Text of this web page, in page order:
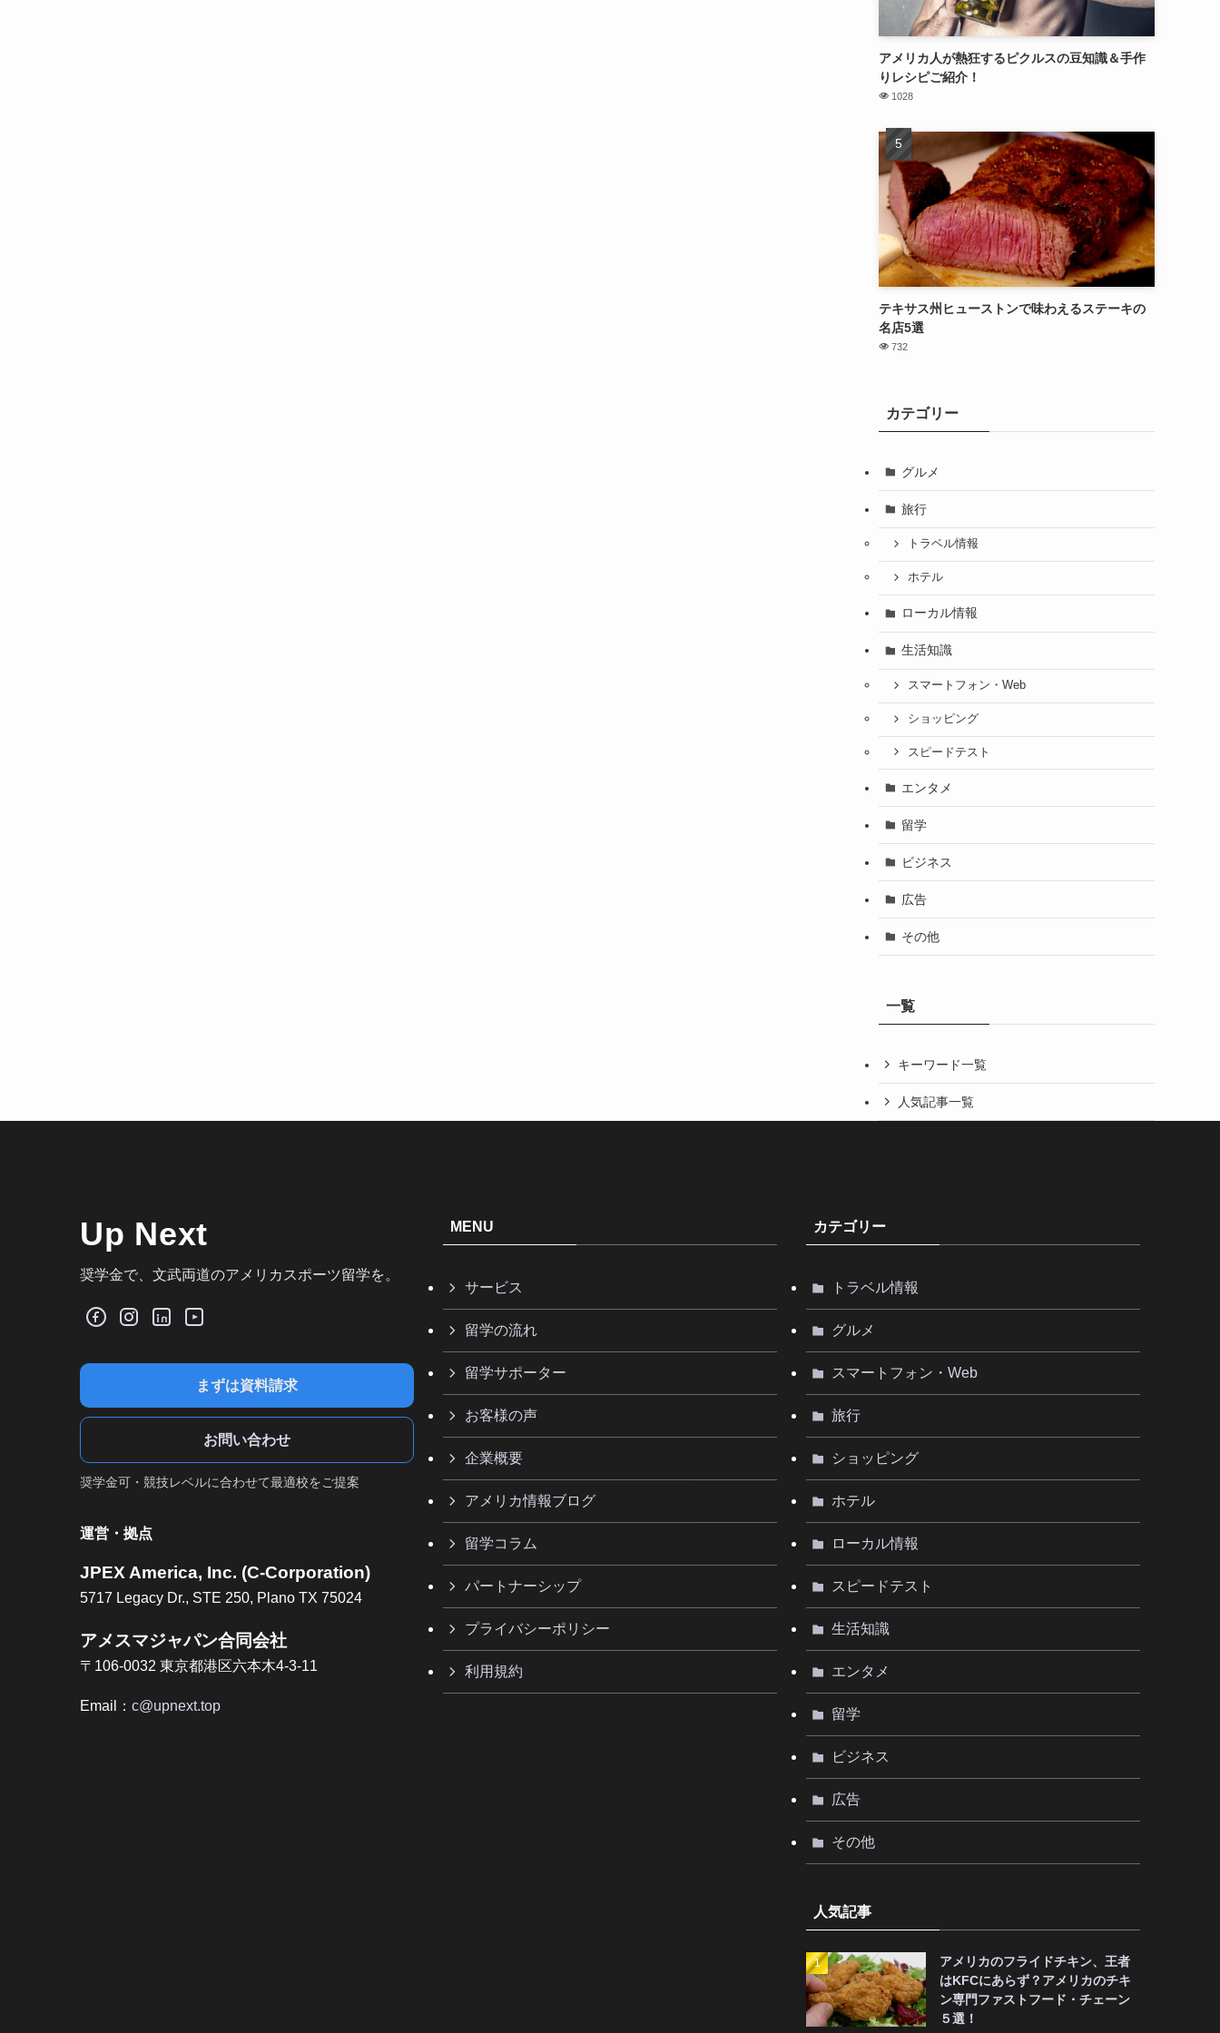
アメリカ人が熱狂するピクルスの豆知識＆手作
りレシピご紹介！
1028
テキサス州ヒューストンで味わえるステーキの
名店5選
732
カテゴリー
グルメ
旅行
トラベル情報
ホテル
ローカル情報
生活知識
スマートフォン・Web
ショッピング
スピードテスト
エンタメ
留学
ビジネス
広告
その他
一覧
キーワード一覧
人気記事一覧
Up Next
奨学金で、文武両道のアメリカスポーツ留学を。
まずは資料請求
お問い合わせ
奨学金可・競技レベルに合わせて最適校をご提案
運営・拠点
JPEX America, Inc. (C-Corporation)
5717 Legacy Dr., STE 250, Plano TX 75024
アメスマジャパン合同会社
〒106-0032 東京都港区六本木4-3-11
Email： c@upnext.top
MENU
サービス
留学の流れ
留学サポーター
お客様の声
企業概要
アメリカ情報ブログ
留学コラム
パートナーシップ
プライバシーポリシー
利用規約
カテゴリー
トラベル情報
グルメ
スマートフォン・Web
旅行
ショッピング
ホテル
ローカル情報
スピードテスト
生活知識
エンタメ
留学
ビジネス
広告
その他
人気記事
アメリカのフライドチキン、王者
はKFCにあらず？アメリカのチキ
ン専門ファストフード・チェーン
５選！